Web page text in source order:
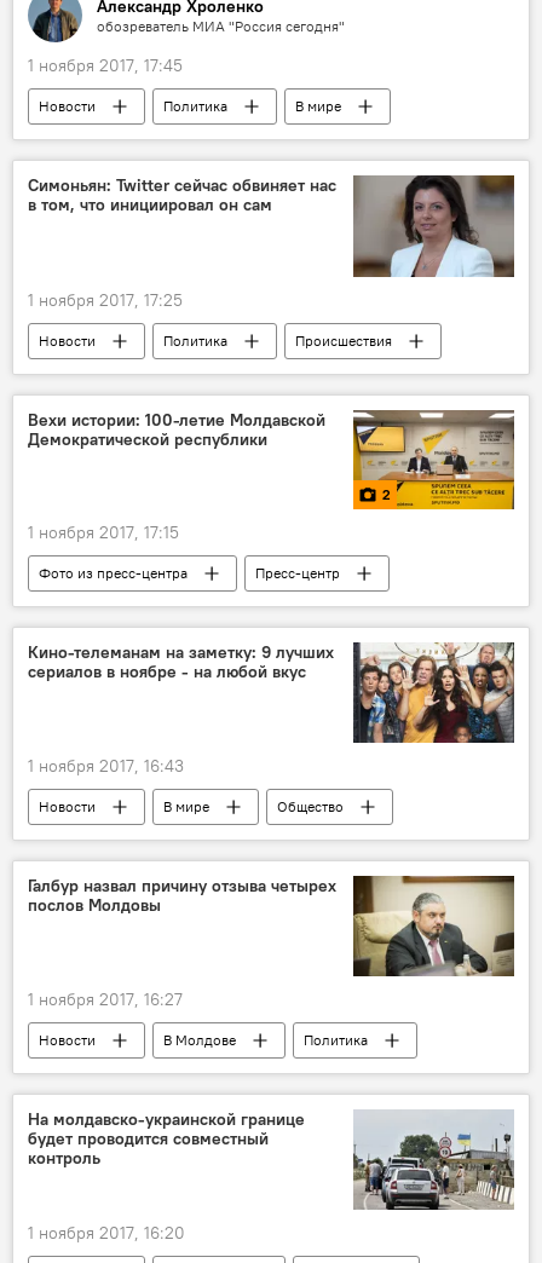
Александр Хроленко
обозреватель МИА "Россия сегодня"
1 ноября 2017, 17:45
Новости Политика
В мире
США
Пентагон
биоматериал
спецслужбы
биологическая война
Симоньян: Twitter сейчас обвиняет нас
в том, что инициировал он сам
1 ноября 2017, 17:25
Новости Политика
Происшествия
Россия
В мире
Общество
США
Хиллари Клинтон
Маргарита Симоньян
Sputnik
RT
твит
Преследование Sputnik и RT в США и Европе
Вехи истории: 100-летие Молдавской
Демократической республики
2
1 ноября 2017, 17:15
Фото из пресс-центра Пресс-центр
Кино-телеманам на заметку: 9 лучших
сериалов в ноябре - на любой вкус
1 ноября 2017, 16:43
Новости В мире
Общество
сериал
фильм
сериал
новинки
Культура
Галбур назвал причину отзыва четырех
послов Молдовы
1 ноября 2017, 16:27
Новости В Молдове
Политика
Республика Молдова
Андрей Галбур
МИДЕИ
послы
отзыв
причина
На молдавско-украинской границе
будет проводится совместный
контроль
1 ноября 2017, 16:20